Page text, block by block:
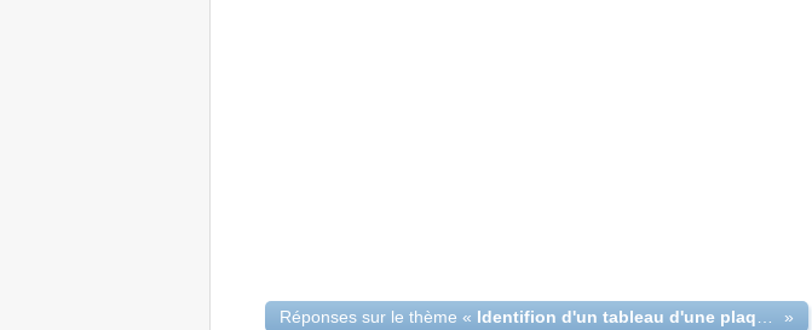
Réponses sur le thème « »